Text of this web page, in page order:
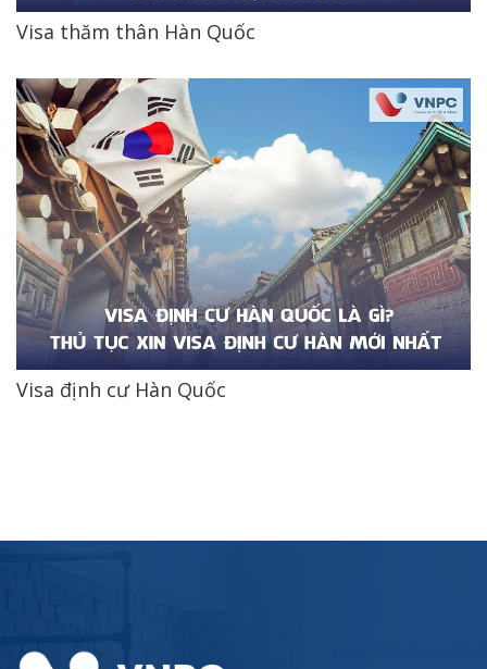
Visa thăm thân Hàn Quốc
Visa định cư Hàn Quốc